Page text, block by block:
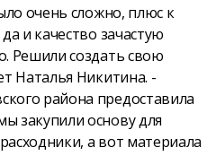
очень сложно, плюс к
и качество зачастую
Решили создать свою
Наталья Никитина. -
района предоставила
закупили основу для
а вот материала